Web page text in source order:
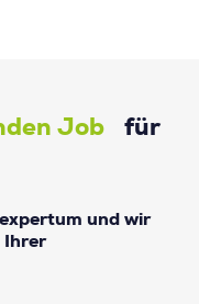
Job für
und wir
Ihrer